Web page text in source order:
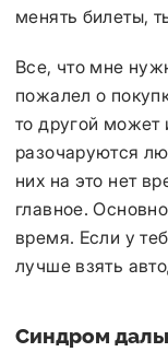
менять билеты,
Все, что мне
пожалел о
то другой может
разочаруются
них на это нет
главное.
время. Если у
лучше взять
Синдром